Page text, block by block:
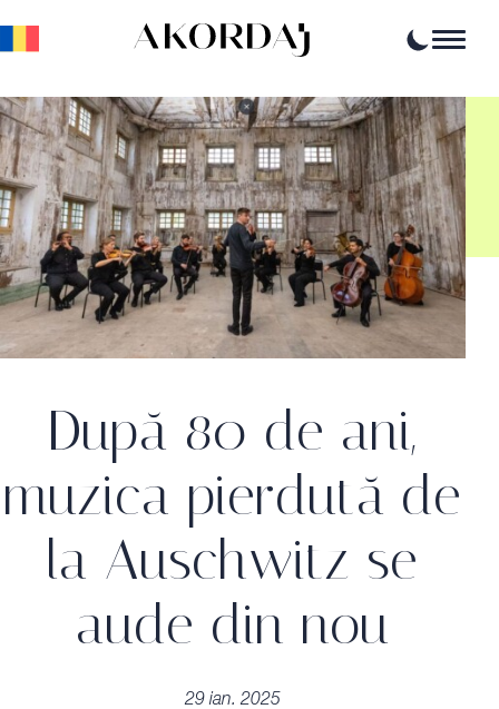
Home
Articole
Știri
Evenimente
Oportunități profesionale
Resurse
După 80 de ani,
muzica pierdută de
la Auschwitz se
aude din nou
29 ian. 2025